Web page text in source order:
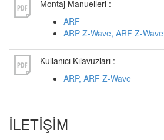
Montaj Manuelleri :
ARF
ARP Z-Wave, ARF Z-Wave
Kullanıcı Kılavuzları :
ARP, ARF Z-Wave
İLETİŞİM